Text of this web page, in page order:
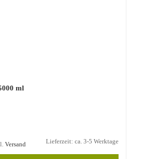
ml
Versand Lieferzeit: ca. 3-5 Werktage